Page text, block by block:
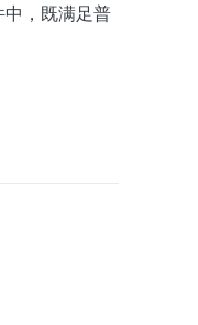
中，既满足普